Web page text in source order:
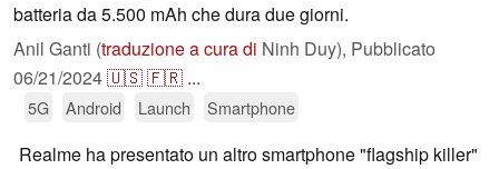
batteria da 5.500 mAh che dura due giorni.
Anil Ganti (traduzione a cura di Ninh Duy), Pubblicato
06/21/2024🇺🇸🇫🇷 ...
5G Android Launch Smartphone
Realme ha presentato un altro smartphone "flagship killer"